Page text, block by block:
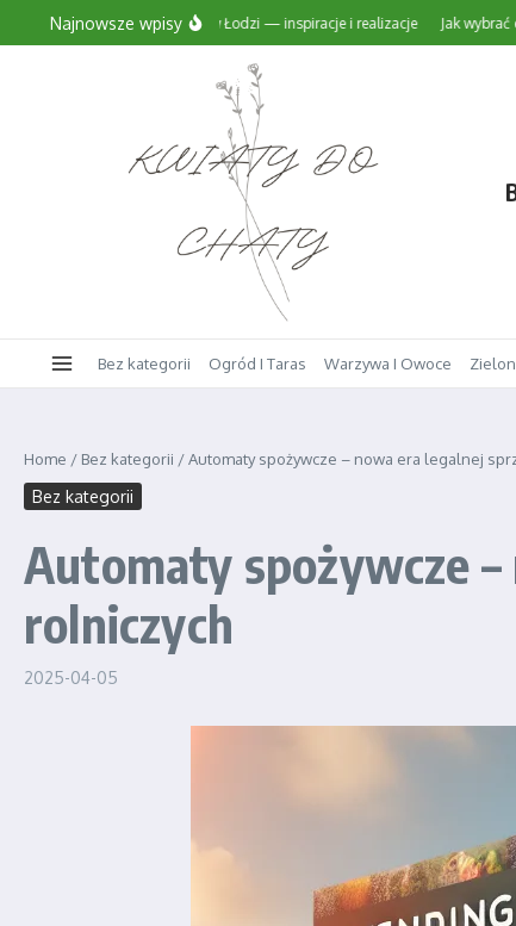
Najnowsze wpisy
Projekty ogrodów w Łodzi — inspiracje i realizacje Jak wybrać
Bez kategorii Ogród I Taras Warzywa I Owoce
Home / Bez kategorii /Automaty spożywcze – nowa era legalnej
Bez kategorii
Automaty spożywcze
rolniczych
2025-04-05